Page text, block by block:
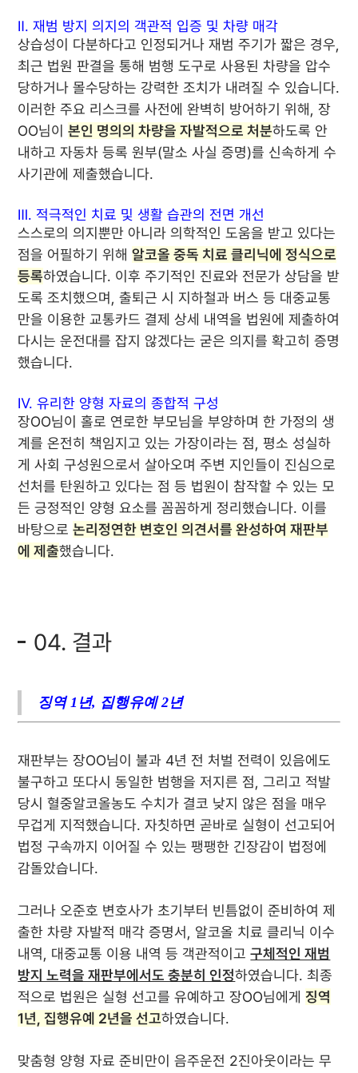
Ⅱ. 재범 방지 의지의 객관적 입증 및 차량 매각
상습성이 다분하다고 인정되거나 재범 주기가 짧은 경우,
최근 법원 판결을 통해 범행 도구로 사용된 차량을 압수
당하거나 몰수당하는 강력한 조치가 내려질 수 있습니다.
이러한 주요 리스크를 사전에 완벽히 방어하기 위해, 장
OO님이본인 명의의 차량을 자발적으로 처분하도록 안
내하고 자동차 등록 원부(말소 사실 증명)를 신속하게 수
사기관에 제출했습니다.
Ⅲ. 적극적인 치료 및 생활 습관의 전면 개선
스스로의 의지뿐만 아니라 의학적인 도움을 받고 있다는
점을 어필하기 위해알코올 중독 치료 클리닉에 정식으로
등록하였습니다. 이후 주기적인 진료와 전문가 상담을 받
도록 조치했으며, 출퇴근 시 지하철과 버스 등 대중교통
만을 이용한 교통카드 결제 상세 내역을 법원에 제출하여
다시는 운전대를 잡지 않겠다는 굳은 의지를 확고히 증명
했습니다.
Ⅳ. 유리한 양형 자료의 종합적 구성
장OO님이 홀로 연로한 부모님을 부양하며 한 가정의 생
계를 온전히 책임지고 있는 가장이라는 점, 평소 성실하
게 사회 구성원으로서 살아오며 주변 지인들이 진심으로
선처를 탄원하고 있다는 점 등 법원이 참작할 수 있는 모
든 긍정적인 양형 요소를 꼼꼼하게 정리했습니다. 이를
바탕으로논리정연한 변호인 의견서를 완성하여 재판부
에 제출했습니다.
04. 결과
징역 1년, 집행유예 2년
재판부는 장OO님이 불과 4년 전 처벌 전력이 있음에도
불구하고 또다시 동일한 범행을 저지른 점, 그리고 적발
당시 혈중알코올농도 수치가 결코 낮지 않은 점을 매우
무겁게 지적했습니다. 자칫하면 곧바로 실형이 선고되어
법정 구속까지 이어질 수 있는 팽팽한 긴장감이 법정에
감돌았습니다.
그러나 오준호 변호사가 초기부터 빈틈없이 준비하여 제
출한 차량 자발적 매각 증명서, 알코올 치료 클리닉 이수
내역, 대중교통 이용 내역 등 객관적이고구체적인 재범
방지 노력을 재판부에서도 충분히 인정하였습니다. 최종
적으로 법원은 실형 선고를 유예하고 장OO님에게징역
1년, 집행유예 2년을 선고하였습니다.
맞춤형 양형 자료 준비만이 음주운전 2진아웃이라는 무